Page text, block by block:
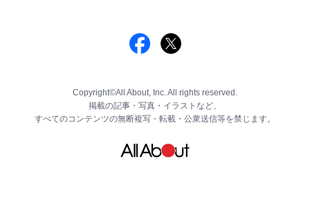
Copyright©All About, Inc. All rights reserved.
掲載の記事・写真・イラストなど、
すべてのコンテンツの無断複写・転載・公衆送信等を禁じます。